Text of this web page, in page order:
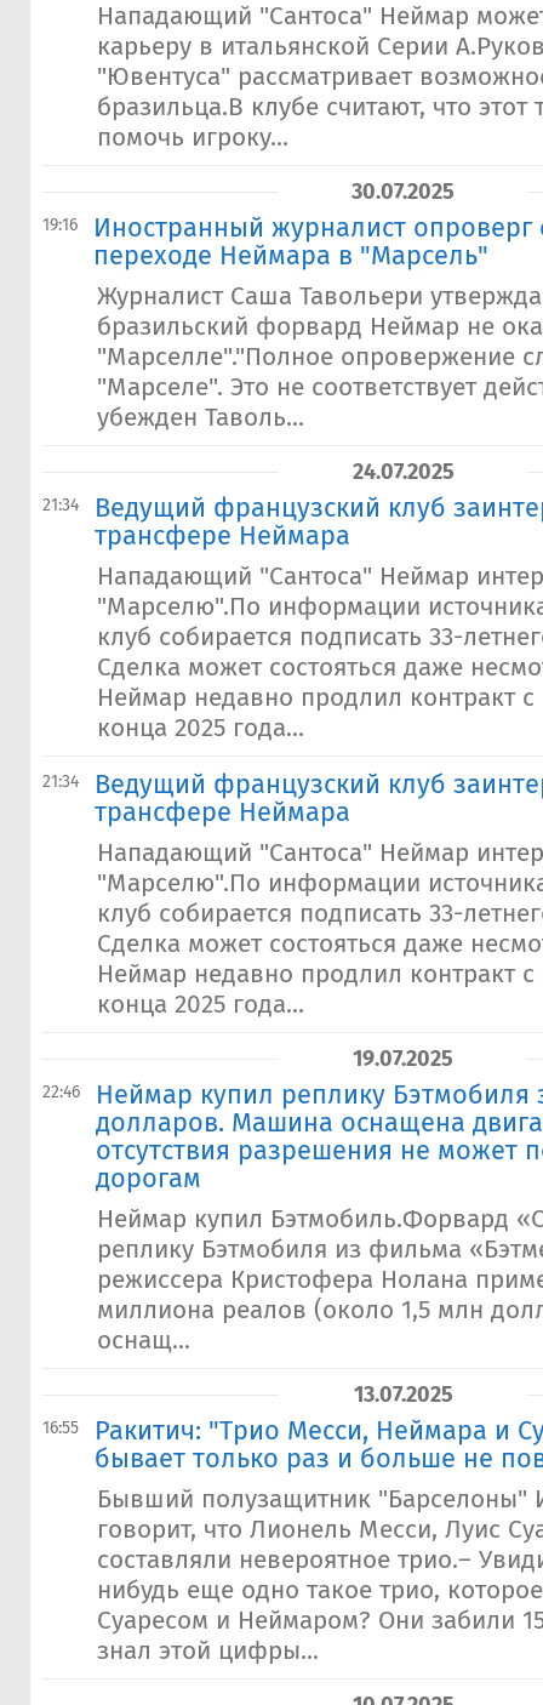
Нападающий "Сантоса" Неймар
карьеру в итальянской Серии
"Ювентуса" рассматривает
бразильца.В клубе считают, что
помочь игроку...
30.07.2025
19:16
Иностранный журналист опроверг
переходе Неймара в "Марсель"
Журналист Саша Тавольери
бразильский форвард Неймар не
"Марселле"."Полное опровержение
"Марселе". Это не соответствует
убежден Таволь...
24.07.2025
21:34
Ведущий французский клуб
трансфере Неймара
Нападающий "Сантоса" Неймар
"Марселю".По информации
клуб собирается подписать 33-
Сделка может состояться даже
Неймар недавно продлил контракт
конца 2025 года...
21:34
Ведущий французский клуб
трансфере Неймара
Нападающий "Сантоса" Неймар
"Марселю".По информации
клуб собирается подписать 33-
Сделка может состояться даже
Неймар недавно продлил контракт
конца 2025 года...
19.07.2025
22:46
Неймар купил реплику Бэтмобиля
долларов. Машина оснащена
отсутствия разрешения не может
дорогам
Неймар купил Бэтмобиль.Форвард
реплику Бэтмобиля из фильма
режиссера Кристофера Нолана
миллиона реалов (около 1,5 млн
оснащ...
13.07.2025
16:55
Ракитич: "Трио Месси, Неймара и
бывает только раз и больше не
Бывший полузащитник "Барселоны"
говорит, что Лионель Месси, Луис
составляли невероятное трио.–
нибудь еще одно такое трио,
Суаресом и Неймаром? Они забили
знал этой цифры...